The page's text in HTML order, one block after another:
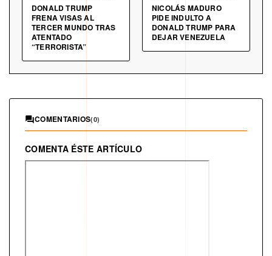
DONALD TRUMP
FRENA VISAS AL
TERCER MUNDO TRAS
ATENTADO
“TERRORISTA”
NICOLÁS MADURO
PIDE INDULTO A
DONALD TRUMP PARA
DEJAR VENEZUELA
COMENTARIOS(0)
COMENTA ÉSTE ARTÍCULO